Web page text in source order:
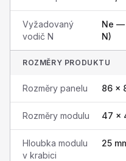
Vyžadovaný
vodič N
Ne —
N)
ROZMĚRY PRODUKTU
Rozměry panelu 86 ×
Rozměry modulu 47 ×
Hloubka modulu
v krabici
25